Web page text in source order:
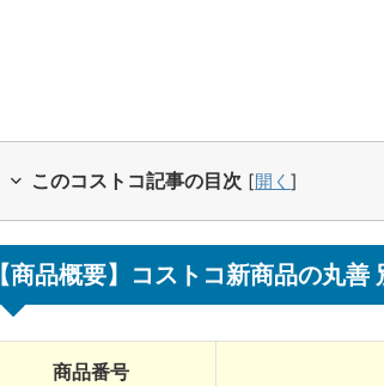
このコストコ記事の目次 [開く ]
【商品概要】コストコ新商品の丸善
商品番号